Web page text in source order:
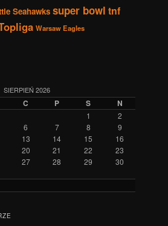
Seahawks super bowl tnf
Warsaw Eagles
SIERPIEŃ 2026
C P S N
1
2
6 7 8
9
13 14 15
16
20 21 22
23
27 28 29
30